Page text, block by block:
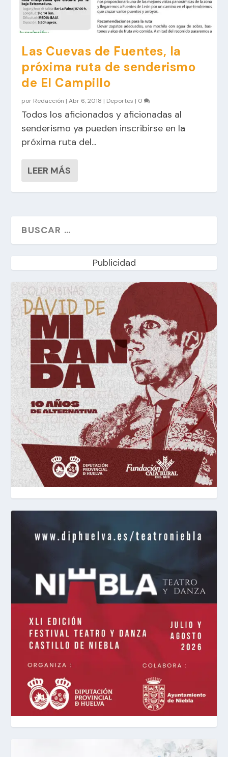
Las Cuevas de Fuentes, la
próxima ruta de senderismo
de El Campillo
por Redacción |Abr 6, 2018 | Deportes | 0
Todos los aficionados y aficionadas al
senderismo ya pueden inscribirse en la
próxima ruta del...
LEER MÁS
Publicidad